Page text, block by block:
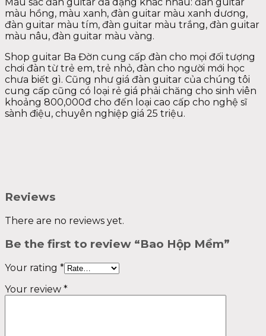
Màu sắc đàn guitar đa dạng khác nhau: đàn guitar
màu hồng, màu xanh, đàn guitar màu xanh dương,
đàn guitar màu tím, đàn guitar màu trắng, đàn guitar
màu nâu, đàn guitar màu vàng.
Shop guitar Ba Đờn cung cấp đàn cho mọi đối tượng
chơi đàn từ trẻ em, trẻ nhỏ, đàn cho người mới học
chưa biết gì. Cũng như giá đàn guitar của chúng tôi
cung cấp cũng có loại rẻ giá phải chăng cho sinh viên
khoảng 800,000đ cho đến loại cao cấp cho nghệ sĩ
sành điệu, chuyên nghiệp giá 25 triệu.
Reviews
There are no reviews yet.
Be the first to review “Bao Hộp Mềm”
Your rating *
Your review *